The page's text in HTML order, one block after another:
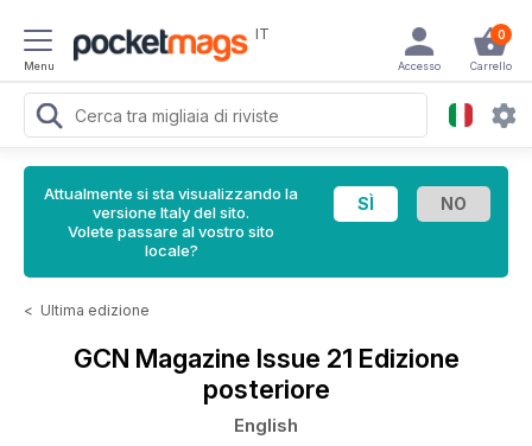
Menu
IT 0
Carrello
Accesso
Attualmente si sta visualizzando la
versione Italy del sito.
Volete passare al vostro sito
locale?
< Ultima edizione
GCN Magazine Issue 21 Edizione
posteriore
English